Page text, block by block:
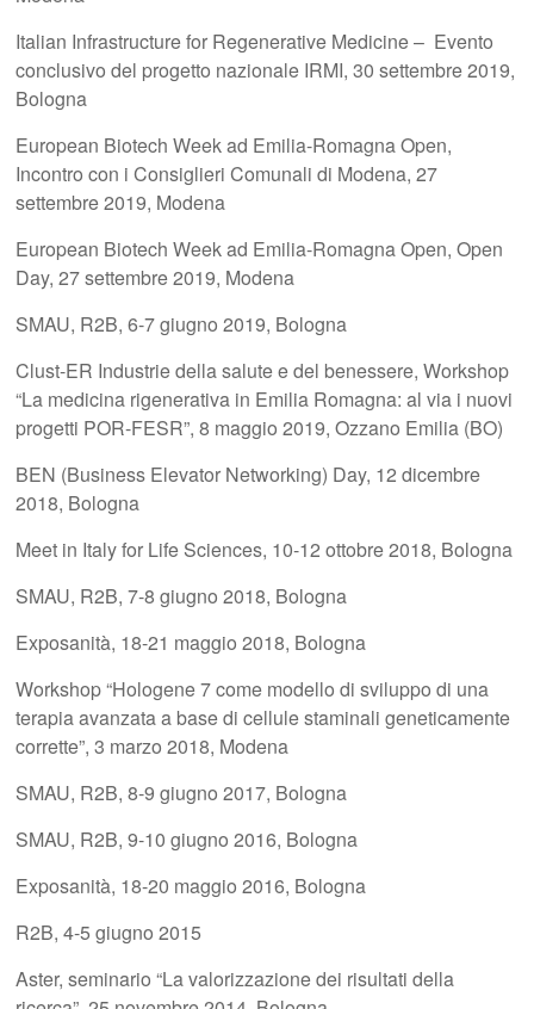
Italian Infrastructure for Regenerative Medicine – Evento
conclusivo del progetto nazionale IRMI, 30 settembre 2019,
Bologna
European Biotech Week ad Emilia-Romagna Open,
Incontro con i Consiglieri Comunali di Modena, 27
settembre 2019, Modena
European Biotech Week ad Emilia-Romagna Open, Open
Day, 27 settembre 2019, Modena
SMAU, R2B, 6-7 giugno 2019, Bologna
Clust-ER Industrie della salute e del benessere, Workshop
“La medicina rigenerativa in Emilia Romagna: al via i nuovi
progetti POR-FESR”, 8 maggio 2019, Ozzano Emilia (BO)
BEN (Business Elevator Networking) Day, 12 dicembre
2018, Bologna
Meet in Italy for Life Sciences, 10-12 ottobre 2018, Bologna
SMAU, R2B, 7-8 giugno 2018, Bologna
Exposanità, 18-21 maggio 2018, Bologna
Workshop “Hologene 7 come modello di sviluppo di una
terapia avanzata a base di cellule staminali geneticamente
corrette”, 3 marzo 2018, Modena
SMAU, R2B, 8-9 giugno 2017, Bologna
SMAU, R2B, 9-10 giugno 2016, Bologna
Exposanità, 18-20 maggio 2016, Bologna
R2B, 4-5 giugno 2015
Aster, seminario “La valorizzazione dei risultati della